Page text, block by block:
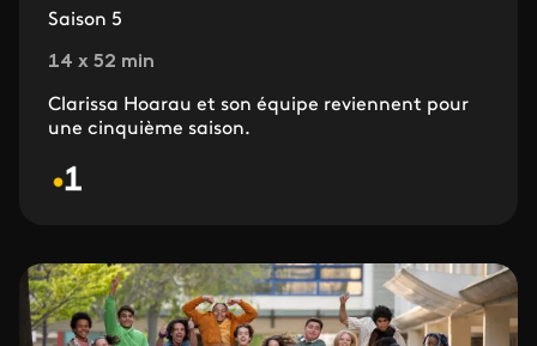
Saison 5
14 x 52 min
Clarissa Hoarau et son équipe reviennent pour
une cinquième saison.